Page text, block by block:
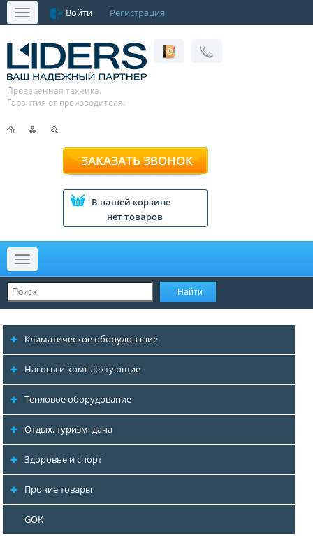
Меню Войти Регистрация
Проверенная техника.
Гарантия от производителя.
ЗАКАЗАТЬ ЗВОНОК
В вашей корзине
нет товаров
Меню
Климатическое оборудование
Насосы и комплектующие
Тепловое оборудование
Отдых, туризм, дача
Здоровье и спорт
Прочие товары
GOK